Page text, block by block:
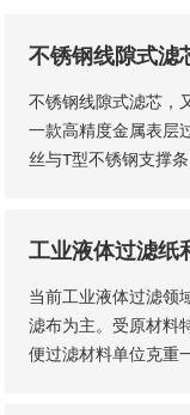
不锈钢线隙式滤
不锈钢线隙式滤芯，
一款高精度金属表层
丝与T型不锈钢支撑
异型滤芯等多种结构
润、过滤精度稳定、
工业液体过滤
当前工业液体过滤领
滤布为主。受原材料
便过滤材料单位克重